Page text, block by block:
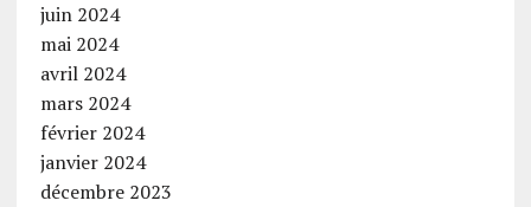
juin 2024
mai 2024
avril 2024
mars 2024
février 2024
janvier 2024
décembre 2023